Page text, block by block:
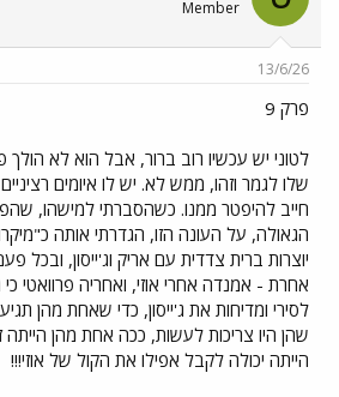
Member
13/6/26
פרק 9
לטוני יש עכשיו רוב ברור, אבל הוא לא
שלו לגמר וזהו, ממש לא. יש לו איומים
חייב להיפטר ממנו. כשהסברתי למישהו,
הגאולה, על העונה הזו, הגדרתי אותה
יוצרות ברית צדדית עם אריק וג'ייסון, ובכל
אחרת - אמנדה אחרי אוזי, ואחריה פרוואטי כי
לסירי ומדיחות את ג'ייסון, כדי שאחת מהן
שהן היו צריכות לעשות, ככה אחת מהן הייתה
הייתה יכולה לקבל אפילו את הקול של אוזי!!!